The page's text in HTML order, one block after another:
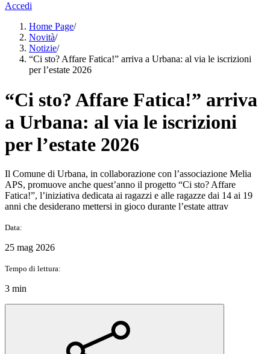
Accedi
Home Page/
Novità/
Notizie/
“Ci sto? Affare Fatica!” arriva a Urbana: al via le iscrizioni
per l’estate 2026
“Ci sto? Affare Fatica!” arriva
a Urbana: al via le iscrizioni
per l’estate 2026
Il Comune di Urbana, in collaborazione con l’associazione Melia
APS, promuove anche quest’anno il progetto “Ci sto? Affare
Fatica!”, l’iniziativa dedicata ai ragazzi e alle ragazze dai 14 ai 19
anni che desiderano mettersi in gioco durante l’estate attrav
Data:
25 mag 2026
Tempo di lettura:
3 min